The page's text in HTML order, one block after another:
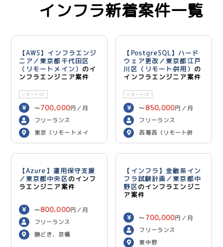
インフラ新着案件一覧
【AWS】インフラエンジ
ニア／東京都千代田区
（リモートメイン） のイ
ンフラエンジニア案件
リモートOK
〜700,000円／月
フリーランス
東京（リモートメイ
ン）
【PostgreSQL】ハード
ウェア更改／東京都江戸
川区（リモート併用） の
インフラエンジニア案件
リモートOK
〜 850,000円／月
フリーランス
西葛西（リモート併
用）
【Azure】運用保守支援
／東京都中央区のインフ
ラエンジニア案件
〜800,000円／月
フリーランス
勝どき、京橋
【インフラ】金融系イン
フラ試験計画／東京都中
野区のインフラエンジニ
ア案件
〜 700,000円／月
フリーランス
東中野